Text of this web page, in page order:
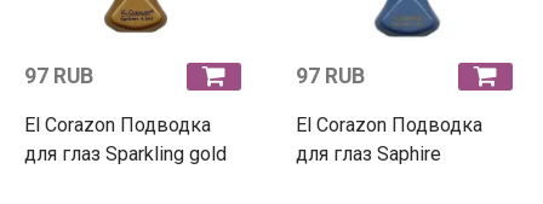
97 RUB
El Corazon Подводка
для глаз Sparkling gold
97 RUB
El Corazon Подводка
для глаз Saphire